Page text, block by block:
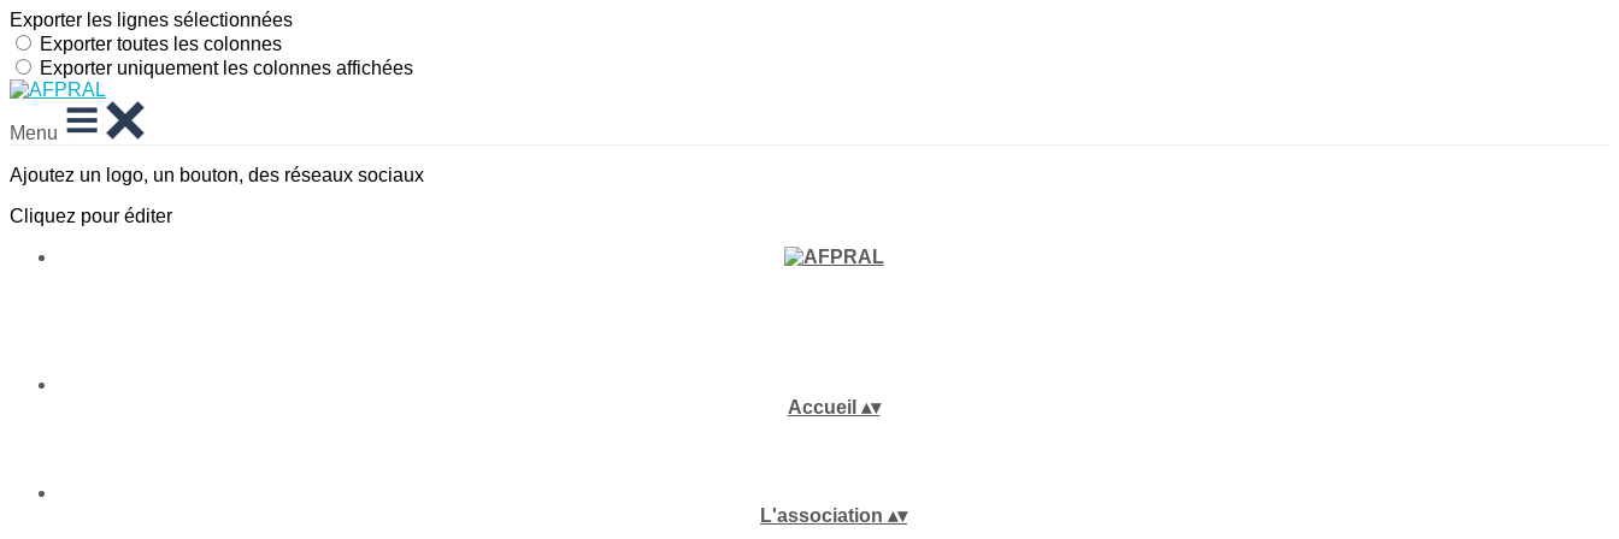
Exporter les lignes sélectionnées
Exporter toutes les colonnes
Exporter uniquement les colonnes affichées
Menu
Ajoutez un logo, un bouton, des réseaux sociaux
Cliquez pour éditer
Accueil ▴▾
L'association ▴▾